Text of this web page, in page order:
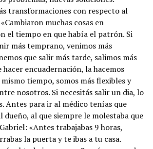
transformaciones con respecto al
muchas cosas en
el tiempo en que había el patrón. Si
más temprano, venimos más
que salir más tarde, salimos más
hacer encuadernación, la hacemos
tiempo, somos más flexibles y
nosotros. Si necesitás salir un dia, lo
Antes para ir al médico tenías que
al que siempre le molestaba que
«Antes trabajabas 9 horas,
la puerta y te ibas a tu casa.